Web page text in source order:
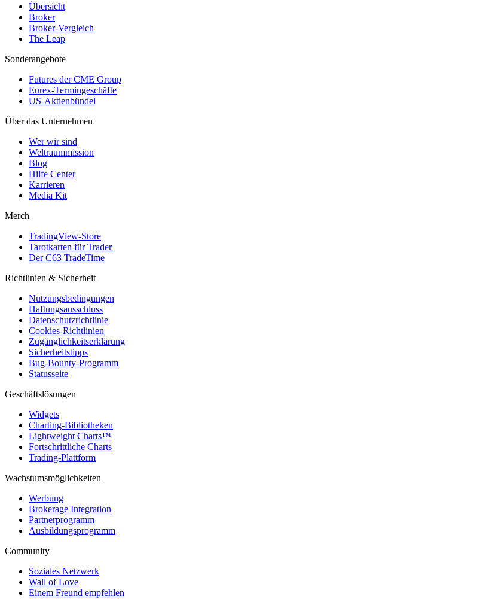
Übersicht
Broker
Broker-Vergleich
The Leap
Sonderangebote
Futures der CME Group
Eurex-Termingeschäfte
US-Aktienbündel
Über das Unternehmen
Wer wir sind
Weltraummission
Blog
Hilfe Center
Karrieren
Media Kit
Merch
TradingView-Store
Tarotkarten für Trader
Der C63 TradeTime
Richtlinien & Sicherheit
Nutzungsbedingungen
Haftungsausschluss
Datenschutzrichtlinie
Cookies-Richtlinien
Zugänglichkeitserklärung
Sicherheitstipps
Bug-Bounty-Programm
Statusseite
Geschäftslösungen
Widgets
Charting-Bibliotheken
Lightweight Charts™
Fortschrittliche Charts
Trading-Plattform
Wachstumsmöglichkeiten
Werbung
Brokerage Integration
Partnerprogramm
Ausbildungsprogramm
Community
Soziales Netzwerk
Wall of Love
Einem Freund empfehlen